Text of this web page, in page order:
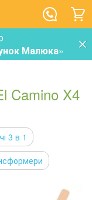
Малюка»
Camino X4
3 в 1